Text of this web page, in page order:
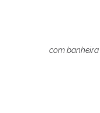
com banheira